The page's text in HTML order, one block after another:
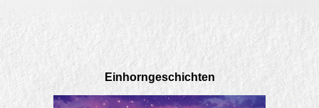
Einhorngeschichten